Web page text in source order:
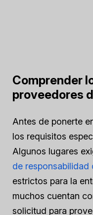
Comprender
proveedores
Antes de ponerte
los requisitos
Algunos lugares
de responsabilidad
estrictos para la
muchos cuentan
solicitud para